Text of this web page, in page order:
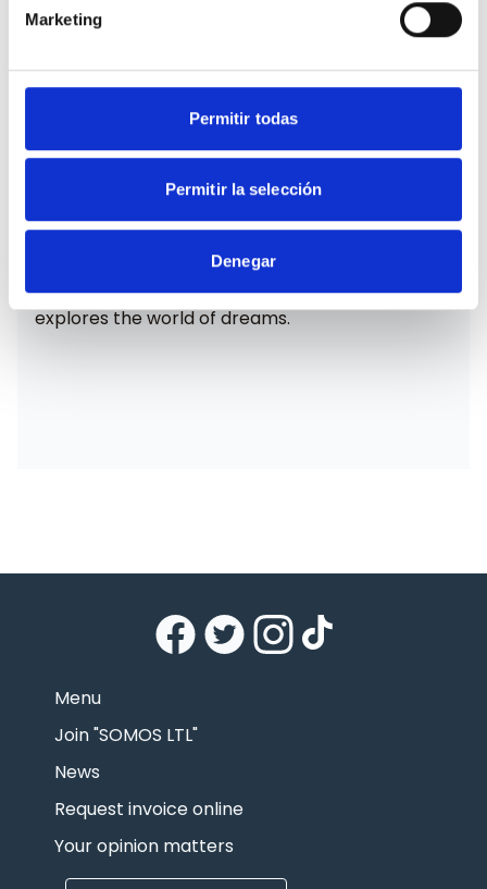
Marketing
Permitir todas
Permitir la selección
Denegar
Dreamcatcher
Santa Ana ( Madrid)
Dreamcatcher is a cyclical artist's book that
explores the world of dreams.
Menu
Join "SOMOS LTL"
News
Request invoice online
Your opinion matters